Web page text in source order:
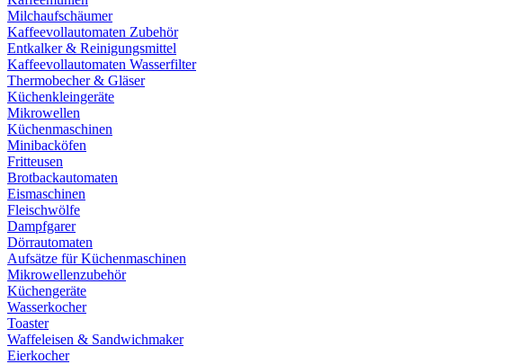
Milchaufschäumer
Kaffeevollautomaten Zubehör
Entkalker & Reinigungsmittel
Kaffeevollautomaten Wasserfilter
Thermobecher & Gläser
Küchenkleingeräte
Mikrowellen
Küchenmaschinen
Minibacköfen
Fritteusen
Brotbackautomaten
Eismaschinen
Fleischwölfe
Dampfgarer
Dörrautomaten
Aufsätze für Küchenmaschinen
Mikrowellenzubehör
Küchengeräte
Wasserkocher
Toaster
Waffeleisen & Sandwichmaker
Eierkocher